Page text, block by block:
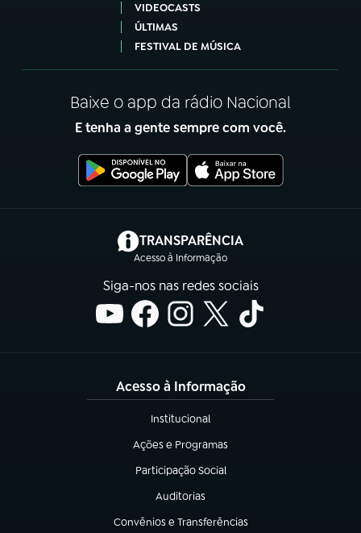
VIDEOCASTS
ÚLTIMAS
FESTIVAL DE MÚSICA
Baixe o app da rádio Nacional
E tenha a gente sempre com você.
TRANSPARÊNCIA
Acesso à Informação
(abre em nova aba)
Siga-nos nas redes sociais
Acesso à Informação
Institucional
(abre em nova aba)
Ações e Programas
(abre em nova aba)
Participação Social
(abre em nova aba)
Auditorias
(abre em nova aba)
Convênios e Transferências
(abre em nova aba)